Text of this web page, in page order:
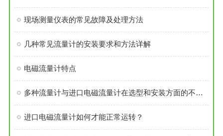
现场测量仪表的常见故障及处理方法
几种常见流量计的安装要求和方法详解
电磁流量计特点
多种流量计与进口电磁流量计在选型和安装方面的不同之处
进口电磁流量计如何才能正常运转？